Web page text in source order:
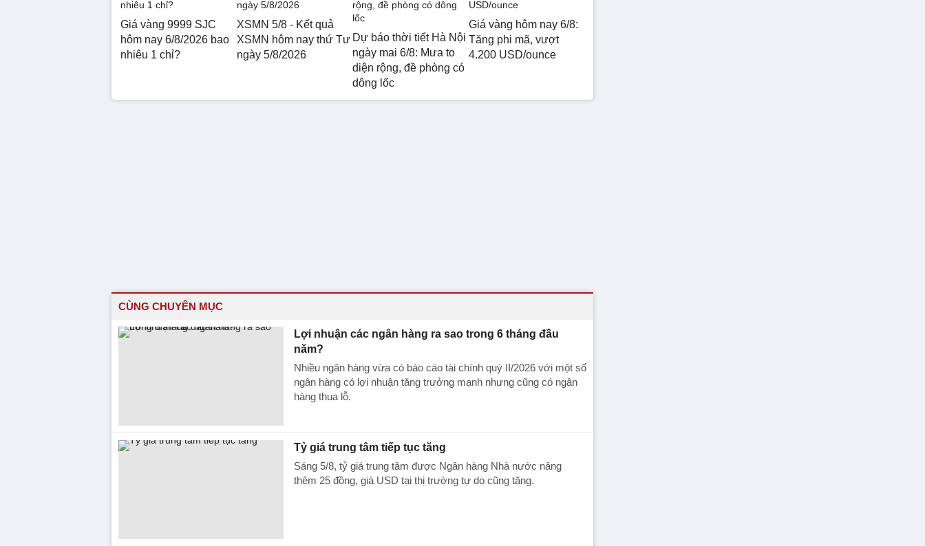
Giá vàng 9999 SJC
hôm nay 6/8/2026 bao
nhiêu 1 chỉ?
XSMN 5/8 - Kết quả
XSMN hôm nay thứ Tư
ngày 5/8/2026
Dự báo thời tiết Hà Nội
ngày mai 6/8: Mưa to
diện rộng, đề phòng có
dông lốc
Giá vàng hôm nay 6/8:
Tăng phi mã, vượt
4.200 USD/ounce
CÙNG CHUYÊN MỤC
Lợi nhuận các ngân hàng ra sao trong 6 tháng đầu
năm?
Nhiều ngân hàng vừa có báo cáo tài chính quý II/2026 với một số
ngân hàng có lợi nhuận tăng trưởng mạnh nhưng cũng có ngân
hàng thua lỗ.
Tỷ giá trung tâm tiếp tục tăng
Sáng 5/8, tỷ giá trung tâm được Ngân hàng Nhà nước nâng
thêm 25 đồng, giá USD tại thị trường tự do cũng tăng.